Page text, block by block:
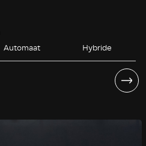
Automaat Hybride